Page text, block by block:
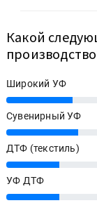
Какой
Широкий УФ
25%
Сувенирный УФ
27%
ДТФ (текстиль)
20%
УФ ДТФ
20%